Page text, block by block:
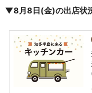
▼8月8日(金)の出店状